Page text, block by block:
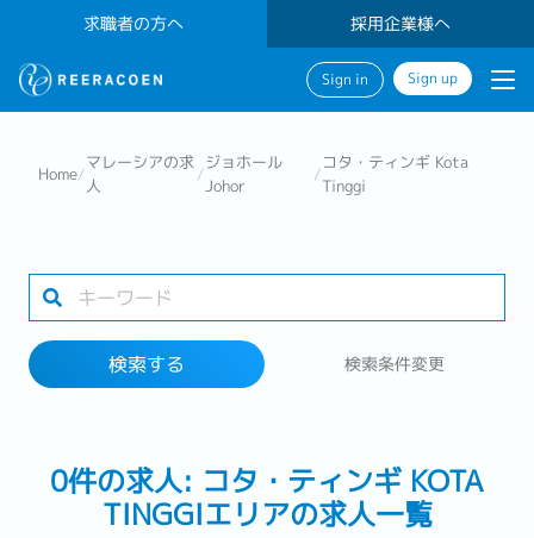
求職者の方へ 採用企業様へ
Sign in Sign up
1 selected
Home/
マレーシアの求
人
/
ジョホール
Johor
/
コタ・ティンギ Kota
Tinggi
検索する 検索条件変更
0件の求人: コタ・ティンギ KOTA
TINGGIエリアの求人一覧